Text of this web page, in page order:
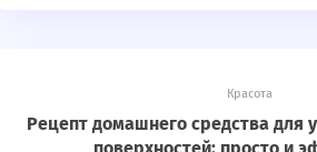
Красота
Рецепт домашнего средства для